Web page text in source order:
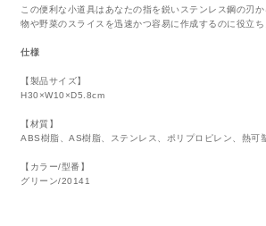
この便利な小道具はあなたの指を鋭いステンレス鋼の刃
物や野菜のスライスを迅速かつ容易に作成するのに役立ち
仕様
【製品サイズ】
H30×W10×D5.8cm
【材質】
ABS樹脂、AS樹脂、ステンレス、ポリプロピレン、熱可
【カラー/型番】
グリーン/20141